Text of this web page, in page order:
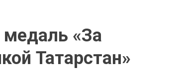
«За
Татарстан»